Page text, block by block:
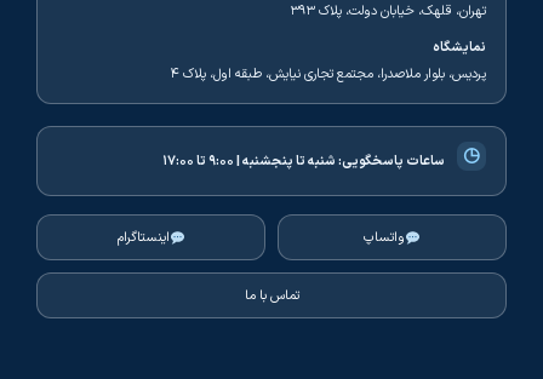
تهران، قلهک، خیابان دولت، پلاک ۳۹۳
نمایشگاه
پردیس، بلوار ملاصدرا، مجتمع تجاری نیایش، طبقه اول، پلاک ۴
◷ ساعات پاسخگویی:شنبه تا پنجشنبه | ۹:۰۰ تا ۱۷:۰۰
واتساپ اینستاگرام
تماس با ما